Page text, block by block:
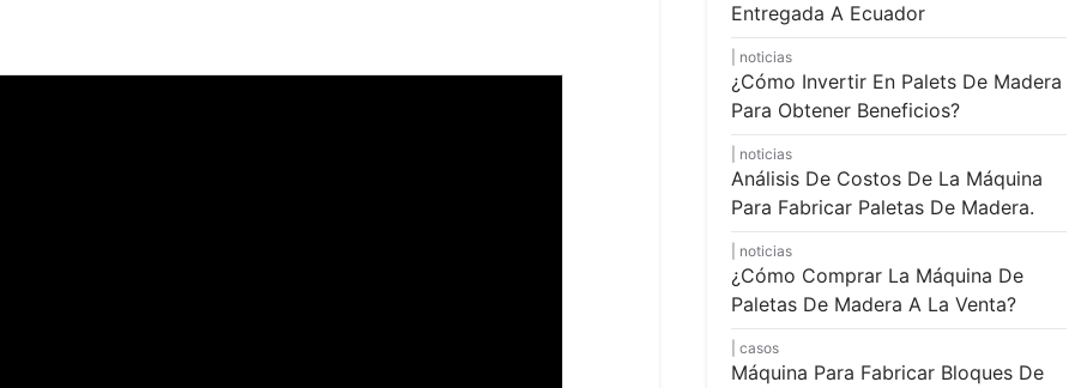
Entregada A Ecuador
noticias
¿Cómo Invertir En Palets De Madera
Para Obtener Beneficios?
noticias
Análisis De Costos De La Máquina
Para Fabricar Paletas De Madera.
noticias
¿Cómo Comprar La Máquina De
Paletas De Madera A La Venta?
casos
Máquina Para Fabricar Bloques De